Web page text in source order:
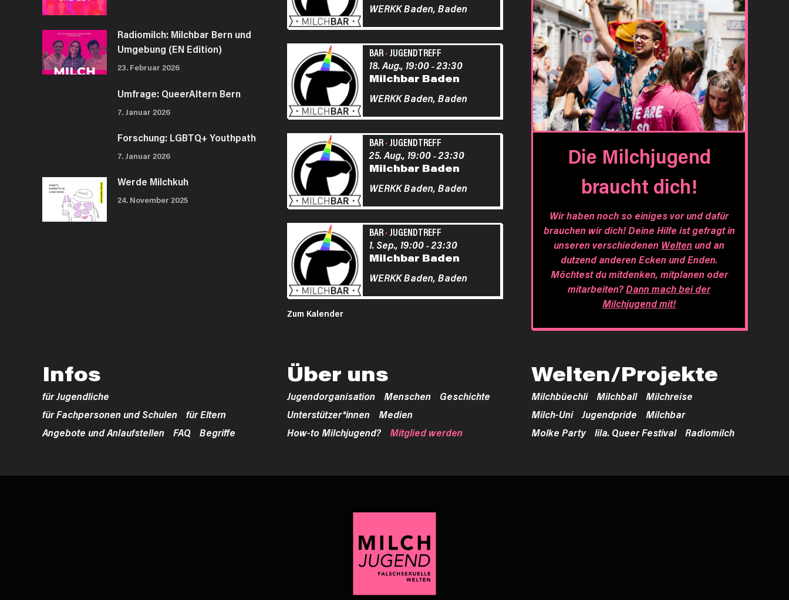
Radiomilch: Milchbar Bern und
Umgebung (EN Edition)
23. Februar 2026
Umfrage: QueerAltern Bern
7. Januar 2026
Forschung: LGBTQ+ Youthpath
7. Januar 2026
Werde Milchkuh
24. November 2025
WERKK Baden,Baden
BAR· JUGENDTREFF
Milchbar Baden
18. Aug., 19:00 –23:30
WERKK Baden,Baden
BAR· JUGENDTREFF
Milchbar Baden
25. Aug., 19:00 –23:30
WERKK Baden,Baden
BAR· JUGENDTREFF
Milchbar Baden
1. Sep., 19:00 –23:30
WERKK Baden,Baden
Zum Kalender
Die Milchjugend
braucht dich!
Wir haben noch so einiges vor und dafür
brauchen wir dich! Deine Hilfe ist gefragt in
unseren verschiedenen Weltenund an
dutzend anderen Ecken und Enden.
Möchtest du mitdenken, mitplanen oder
mitarbeiten?Dann mach bei der
Milchjugend mit!
Infos
für Jugendliche
für Fachpersonen und Schulen
für Eltern
Angebote und Anlaufstellen
FAQ Begriffe
Über uns
Jugendorganisation Menschen
Geschichte
Unterstützer*innen
Medien
How-to Milchjugend?
Mitglied werden
Welten/Projekte
Milchbüechli Milchball
Milchreise
Milch-Uni
Jugendpride
Milchbar
Molke Party
lila. Queer Festival Radiomilch